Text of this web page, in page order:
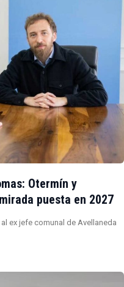
Otermín y
puesta en 2027
ex jefe comunal de Avellaneda